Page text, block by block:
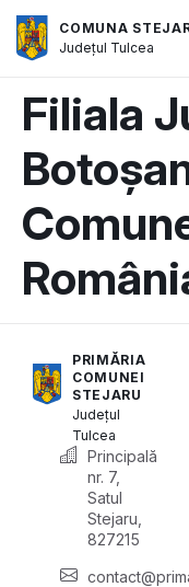
COMUNA
Județul Tulcea
Filiala
PRIMĂRIA
COMUNEI
STEJARU
Județul
Tulcea
Principală
nr. 7,
Satul
Stejaru,
827215